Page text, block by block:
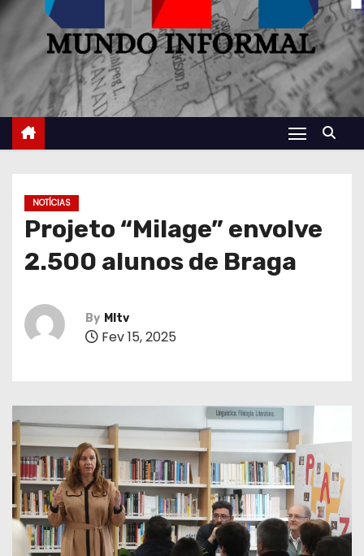
NOTÍCIAS
Projeto “Milage” envolve
2.500 alunos de Braga
By MItv
Fev 15, 2025